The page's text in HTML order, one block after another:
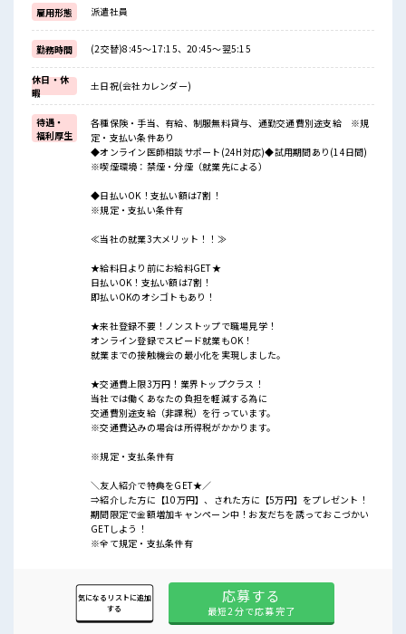
雇用形態 派遣社員
勤務時間 (2交替)8:45～17:15、20:45～翌5:15
休日・休
暇
土日祝(会社カレンダー)
待遇・
福利厚生
各種保険・手当、有給、制服無料貸与、通勤交通費別途支給 ※規
定・支払い条件あり
◆オンライン医師相談サポート(24H対応)◆試用期間あり(14日間)
※喫煙環境：禁煙・分煙（就業先による）
◆日払いOK！支払い額は7割！
※規定・支払い条件有
≪当社の就業3大メリット！！≫
★給料日より前にお給料GET★
日払いOK！支払い額は7割！
即払いOKのオシゴトもあり！
★来社登録不要！ノンストップで職場見学！
オンライン登録でスピード就業もOK！
就業までの接触機会の最小化を実現しました。
★交通費上限3万円！業界トップクラス！
当社では働くあなたの負担を軽減する為に
交通費別途支給（非課税）を行っています。
※交通費込みの場合は所得税がかかります。
※規定・支払条件有
＼友人紹介で特典をGET★／
⇒紹介した方に【10万円】、された方に【5万円】をプレゼント！
期間限定で金額増加キャンペーン中！お友だちを誘っておこづかい
GETしよう！
※全て規定・支払条件有
応募する
最短2分で応募完了
気になるリストに追加
する